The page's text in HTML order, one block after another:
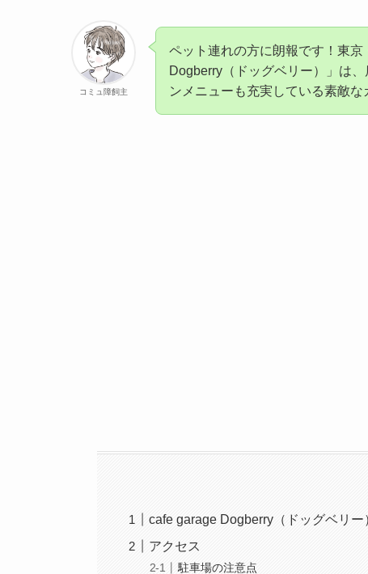
コミュ障飼主
ペット連れの方に朗報です！東
Dogberry（ドッグベリー）」は
ンメニューも充実している素敵な
cafe garage Dogberry（ドッグベリ
アクセス
駐車場の注意点